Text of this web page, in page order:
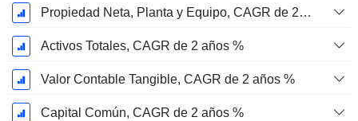
Propiedad Neta, Planta y Equipo, CAGR de 2 años %
Activos Totales, CAGR de 2 años %
Valor Contable Tangible, CAGR de 2 años %
Capital Común, CAGR de 2 años %